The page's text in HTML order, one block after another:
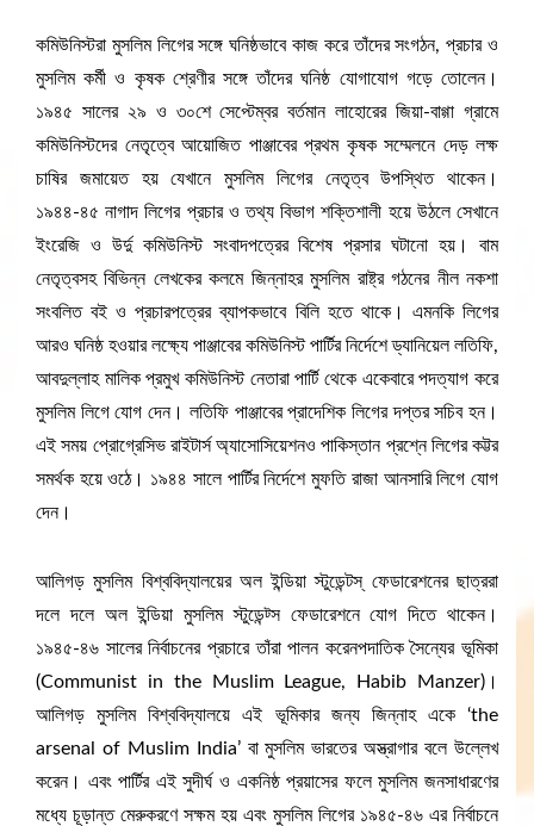
কমিউনিস্টরা মুসলিম লিগের সঙ্গে ঘনিষ্ঠভাবে কাজ করে তাঁদের সংগঠন, প্রচার ও
মুসলিম কর্মী ও কৃষক শ্রেণীর সঙ্গে তাঁদের ঘনিষ্ঠ যোগাযোগ গড়ে তোলেন।
১৯৪৫ সালের ২৯ ও ৩০শে সেপ্টেম্বর বর্তমান লাহোরের জিয়া-বাগ্গা গ্রামে
কমিউনিস্টদের নেতৃত্বে আয়োজিত পাঞ্জাবের প্রথম কৃষক সম্মেলনে দেড় লক্ষ
চাষির জমায়েত হয় যেখানে মুসলিম লিগের নেতৃত্ব উপস্থিত থাকেন।
১৯৪৪-৪৫ নাগাদ লিগের প্রচার ও তথ্য বিভাগ শক্তিশালী হয়ে উঠলে সেখানে
ইংরেজি ও উর্দু কমিউনিস্ট সংবাদপত্রের বিশেষ প্রসার ঘটানো হয়। বাম
নেতৃত্বসহ বিভিন্ন লেখকের কলমে জিন্নাহর মুসলিম রাষ্ট্র গঠনের নীল নকশা
সংবলিত বই ও প্রচারপত্রের ব্যাপকভাবে বিলি হতে থাকে। এমনকি লিগের
আরও ঘনিষ্ঠ হওয়ার লক্ষ্যে পাঞ্জাবের কমিউনিস্ট পার্টির নির্দেশে ড্যানিয়েল লতিফি,
আবদুল্লাহ মালিক প্রমুখ কমিউনিস্ট নেতারা পার্টি থেকে একেবারে পদত্যাগ করে
মুসলিম লিগে যোগ দেন। লতিফি পাঞ্জাবের প্রাদেশিক লিগের দপ্তর সচিব হন।
এই সময় প্রোগ্রেসিভ রাইটার্স অ্যাসোসিয়েশনও পাকিস্তান প্রশ্নে লিগের কট্টর
সমর্থক হয়ে ওঠে। ১৯৪৪ সালে পার্টির নির্দেশে মুফতি রাজা আনসারি লিগে যোগ
দেন।
আলিগড় মুসলিম বিশ্ববিদ্যালয়ের অল ইন্ডিয়া স্টুডেন্টস্ ফেডারেশনের ছাত্ররা
দলে দলে অল ইন্ডিয়া মুসলিম স্টুডেন্ট্স ফেডারেশনে যোগ দিতে থাকেন।
১৯৪৫-৪৬ সালের নির্বাচনের প্রচারে তাঁরা পালন করেনপদাতিক সৈন্যের ভূমিকা
(Communist in the Muslim League, Habib Manzer)।
আলিগড় মুসলিম বিশ্ববিদ্যালয়ে এই ভূমিকার জন্য জিন্নাহ একে ‘the
arsenal of Muslim India’ বা মুসলিম ভারতের অস্ত্রাগার বলে উল্লেখ
করেন। এবং পার্টির এই সুদীর্ঘ ও একনিষ্ঠ প্রয়াসের ফলে মুসলিম জনসাধারণের
মধ্যে চূড়ান্ত মেরুকরণে সক্ষম হয় এবং মুসলিম লিগের ১৯৪৫-৪৬ এর নির্বাচনে